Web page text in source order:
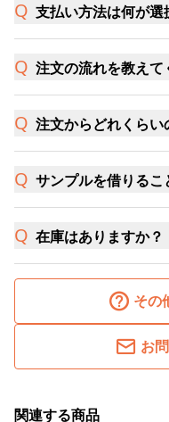
支払い方法は何が選
注文の流れを教えて
注文からどれくらい
サンプルを借りるこ
在庫はありますか？
その
お
関連する商品